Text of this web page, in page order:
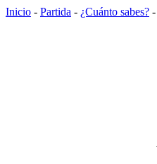
Inicio - Partida - ¿Cuánto sabes? -